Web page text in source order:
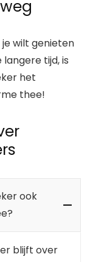
wilt genieten
tijd, is
het
thee!
ook
blijft over